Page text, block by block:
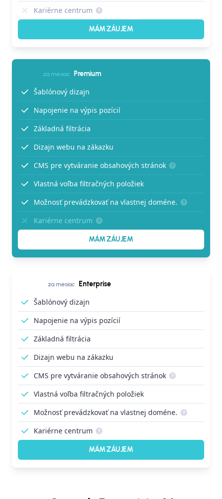
Kariérne centrum
MÁM ZÁUJEM
za mesiac Premium
Šablónový dizajn
Napojenie na výpis pozícií
Základná filtrácia
Dizajn webu na zákazku
CMS pre vytváranie obsahových stránok
Vlastná voľba filtračných položiek
Možnosť prevádzkovať na vlastnej doméne.
Kariérne centrum
MÁM ZÁUJEM
za mesiac Enterprise
Šablónový dizajn
Napojenie na výpis pozícií
Základná filtrácia
Dizajn webu na zákazku
CMS pre vytváranie obsahových stránok
Vlastná voľba filtračných položiek
Možnosť prevádzkovať na vlastnej doméne.
Kariérne centrum
MÁM ZÁUJEM